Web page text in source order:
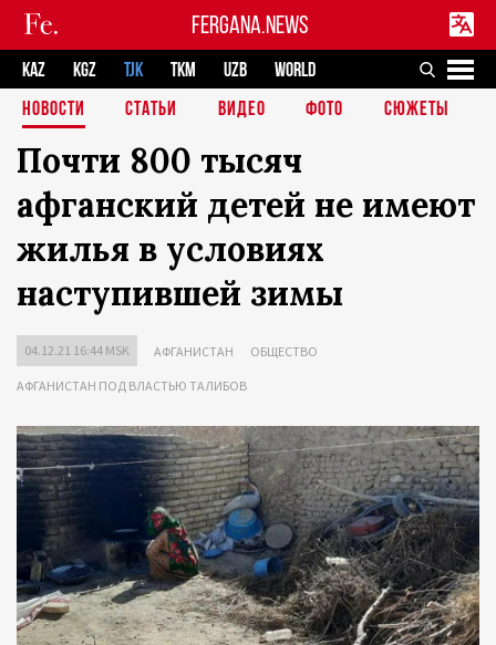
FERGANA.NEWS
KAZ KGZ TJK TKM UZB
WORLD
НОВОСТИ
СТАТЬИ ВИДЕО ФОТО СЮЖЕТЫ
Почти 800 тысяч
афганский детей не имеют
жилья в условиях
наступившей зимы
04.12.21 16:44 MSK АФГАНИСТАН ОБЩЕСТВО
АФГАНИСТАН ПОД ВЛАСТЬЮ ТАЛИБОВ